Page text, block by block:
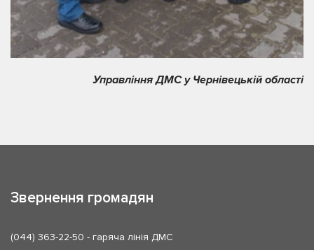
Управління ДМС у Чернівецькій області
Звернення громадян
(044) 363-22-50 - гаряча лінія ДМС